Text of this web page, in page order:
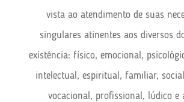
vista ao atendimento de suas
singulares atinentes aos diversos
existência: físico, emocional,
intelectual, espiritual, familiar,
vocacional, profissional, lúdico e